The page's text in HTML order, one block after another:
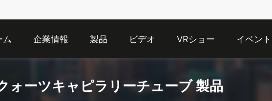
ム 企業情報 製品 ビデオ VRショー イベント
ォーツキャピラリーチューブ 製品